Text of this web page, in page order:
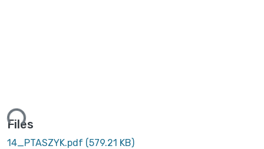
Files
14_PTASZYK.pdf (579.21 KB)